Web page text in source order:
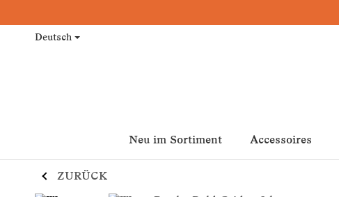
Deutsch
Neu im Sortiment Accessoires
ZURÜCK